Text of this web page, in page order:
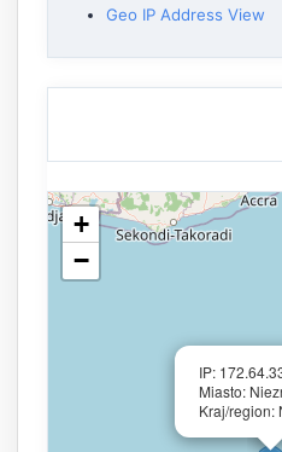
Geo IP Address View
IP:
Miasto:
Kraj/region:
+
−